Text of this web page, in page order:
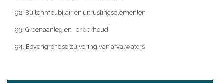
92. Buitenmeubilair en uitrustingselementen
93. Groenaanleg en -onderhoud
94. Bovengrondse zuivering van afvalwaters